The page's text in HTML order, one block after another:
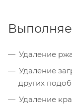
Удаление
Удаление
других
Удаление